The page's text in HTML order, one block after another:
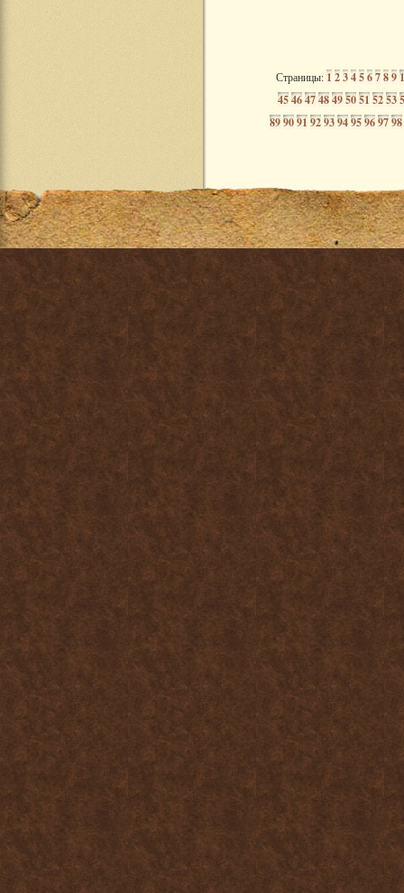
Страницы:1 23456789
454647484950515253
89909192939495969798